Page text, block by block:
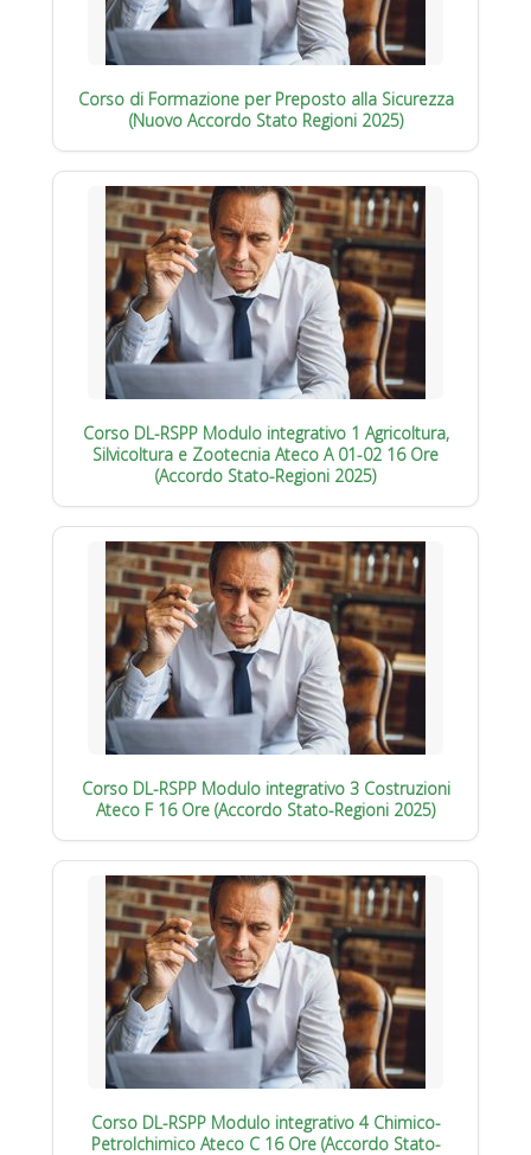
Corso di Formazione per Preposto alla Sicurezza
(Nuovo Accordo Stato Regioni 2025)
Corso DL-RSPP Modulo integrativo 1 Agricoltura,
Silvicoltura e Zootecnia Ateco A 01-02 16 Ore
(Accordo Stato-Regioni 2025)
Corso DL-RSPP Modulo integrativo 3 Costruzioni
Ateco F 16 Ore (Accordo Stato-Regioni 2025)
Corso DL-RSPP Modulo integrativo 4 Chimico-
Petrolchimico Ateco C 16 Ore (Accordo Stato-